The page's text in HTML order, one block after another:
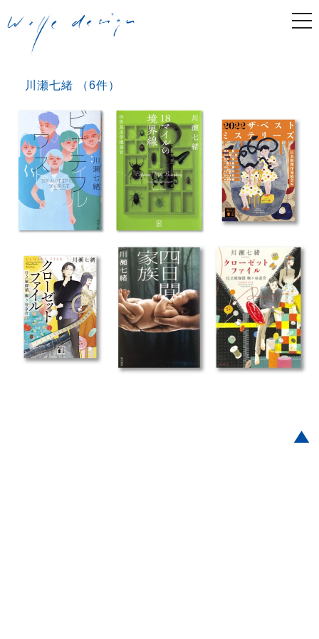
川瀬七緒 （6件）